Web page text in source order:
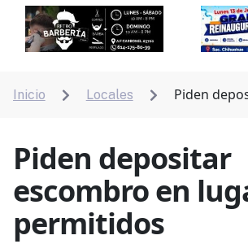
Inicio  Locales 
Piden
Piden depositar
escombro en
permitidos